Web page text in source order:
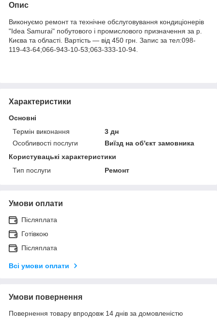
Опис
Виконуємо ремонт та технічне обслуговування кондиціонерів
"Idea Samurai" побутового і промислового призначення за р.
Києва та області. Вартість ― від 450 грн. Запис за тел:098-
119-43-64;066-943-10-53;063-333-10-94.
Характеристики
Основні
Термін виконання
3 дн
Особливості послуги
Виїзд на об'єкт замовника
Користувацькі характеристики
Тип послуги
Ремонт
Умови оплати
Післяплата
Готівкою
Післяплата
Всі умови оплати
Умови повернення
Повернення товару впродовж 14 днів за домовленістю